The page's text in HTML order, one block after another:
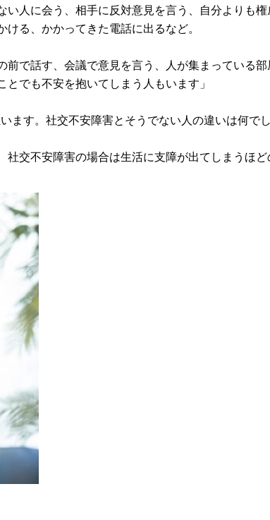
人に会う、相手に反対意見を言う、自分よりも
る、かかってきた電話に出るなど。
で話す、会議で意見を言う、人が集まっている
でも不安を抱いてしまう人もいます」
す。社交不安障害とそうでない人の違いは何で
交不安障害の場合は生活に支障が出てしまうほ